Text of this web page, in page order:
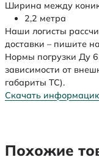
Ширина между
2,2 метра
Наши логисты
доставки – пишите на
Нормы погрузки Ду
зависимости от
габариты ТС).
Скачать
Похожие